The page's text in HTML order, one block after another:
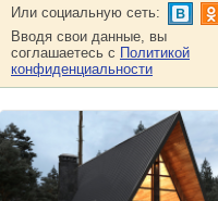
Или социальную сеть:
Вводя свои данные, вы
соглашаетесь с Политикой
конфиденциальности